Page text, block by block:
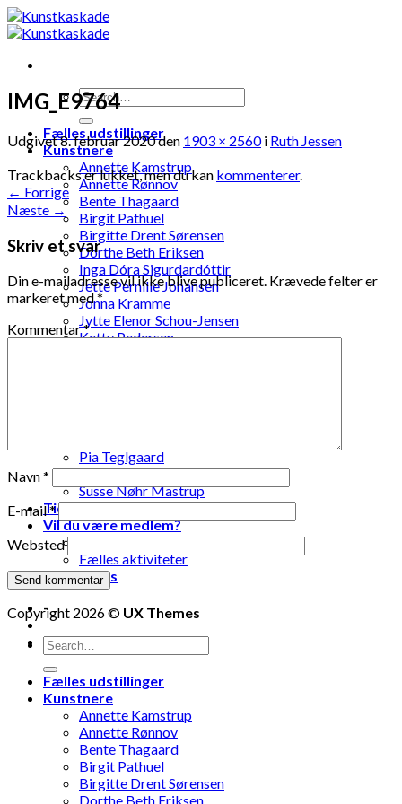
Skip
to
Fælles udstillinger
Kunstnere
Annette Kamstrup
Annette Rønnov
Bente Thagaard
Birgit Pathuel
Birgitte Drent Sørensen
Dorthe Beth Eriksen
Inga Dóra Sigurdardóttir
Jette Pernille Johansen
Jonna Kramme
Jytte Elenor Schou-Jensen
Ketty Pedersen
Pia Teglgaard
Stanley Graham
Susse Nøhr Mastrup
Tidligere udstillinger
Vil du være medlem?
Fælles oplevelser
Fælles aktiviteter
Kontakt os
-
-
IMG_E9764
Udgivet8. februar 2020den 1903 × 2560i Ruth Jessen
Trackbacks er lukket, men du kan kommenterer.
← Forrige
Næste →
Skriv et svar
Din e-mailadresse vil ikke blive publiceret. Krævede felter er
markeret med*
Kommentar*
Navn*
E-mail*
Websted
Copyright 2026 © UX Themes
Fælles udstillinger
Kunstnere
Annette Kamstrup
Annette Rønnov
Bente Thagaard
Birgit Pathuel
Birgitte Drent Sørensen
Dorthe Beth Eriksen